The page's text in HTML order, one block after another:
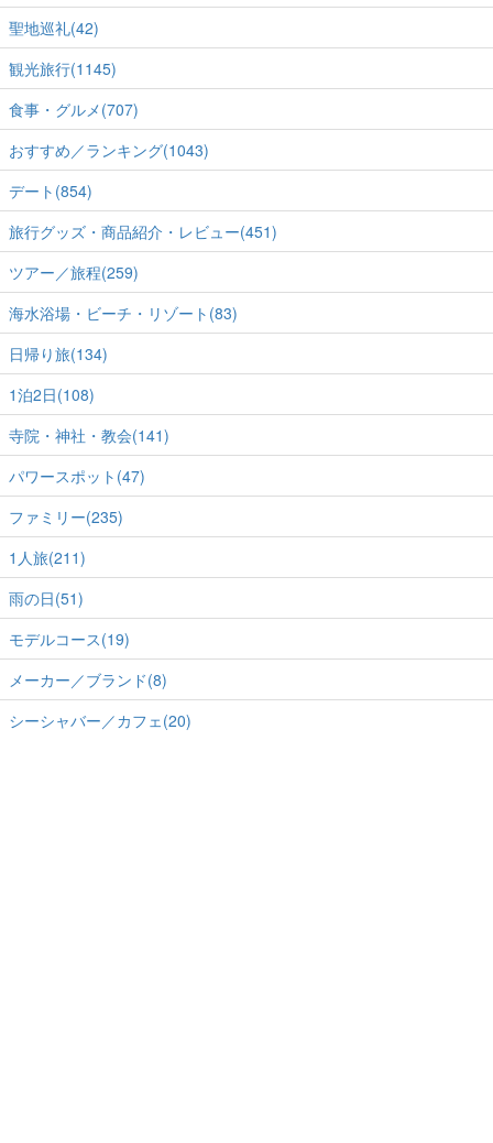
聖地巡礼(42)
観光旅行(1145)
食事・グルメ(707)
おすすめ／ランキング(1043)
デート(854)
旅行グッズ・商品紹介・レビュー(451)
ツアー／旅程(259)
海水浴場・ビーチ・リゾート(83)
日帰り旅(134)
1泊2日(108)
寺院・神社・教会(141)
パワースポット(47)
ファミリー(235)
1人旅(211)
雨の日(51)
モデルコース(19)
メーカー／ブランド(8)
シーシャバー／カフェ(20)